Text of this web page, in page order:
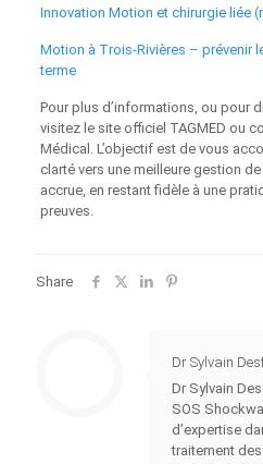
Innovation Motion et chirurgie liée
Motion à Trois-Rivières – prévenir
terme
Pour plus d’informations, ou pour
visitez le site officiel TAGMED ou
Médical. L’objectif est de vous
clarté vers une meilleure gestion
accrue, en restant fidèle à une
preuves.
Share
Dr Sylvain
Dr Sylvain
SOS
d’expertise
traitement